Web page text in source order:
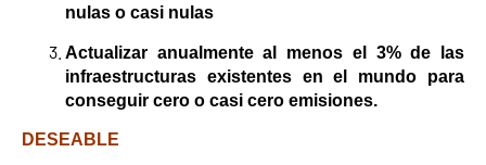
nulas o casi nulas
Actualizar anualmente al menos el 3% de las
infraestructuras existentes en el mundo para
conseguir cero o casi cero emisiones.
DESEABLE